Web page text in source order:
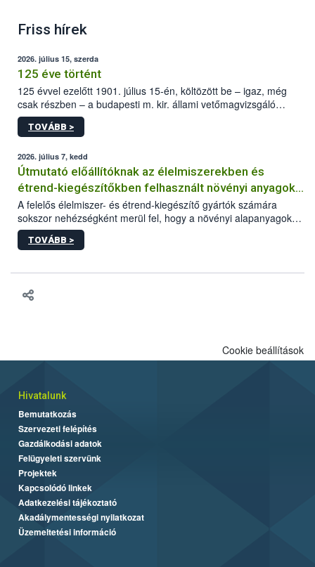
Friss hírek
2026. július 15, szerda
125 éve történt
125 évvel ezelőtt 1901. július 15-én, költözött be – igaz, még
csak részben – a budapesti m. kir. állami vetőmagvizsgáló
állomás a Kis Rókus utca 15. szám alatti, Czigler Győző által
tervezett új épületébe.
TOVÁBB >
2026. július 7, kedd
Útmutató előállítóknak az élelmiszerekben és
étrend-kiegészítőkben felhasznált növényi anyagok,
növényi kivonatok élelmiszer-biztonsági
kockázatértékeléséhez szükséges adatbázisokról
A felelős élelmiszer- és étrend-kiegészítő gyártók számára
sokszor nehézségként merül fel, hogy a növényi alapanyagok
és kivonatok, melyek jelenleg uniós szinten nem szabályozottak,
milyen tisztasági, minőségi és biztonsági paramétereknek
minden adatot összevetve dönteni arról, hogy egy alapanyagot
folyamatban szeretnénk segítséget nyújtani a vállalkozásnak az
TOVÁBB >
Cookie beállítások
Hivatalunk
Bemutatkozás
Szervezeti felépítés
Gazdálkodási adatok
Felügyeleti szervünk
Projektek
Kapcsolódó linkek
Adatkezelési tájékoztató
Akadálymentességi nyilatkozat
Üzemeltetési információ